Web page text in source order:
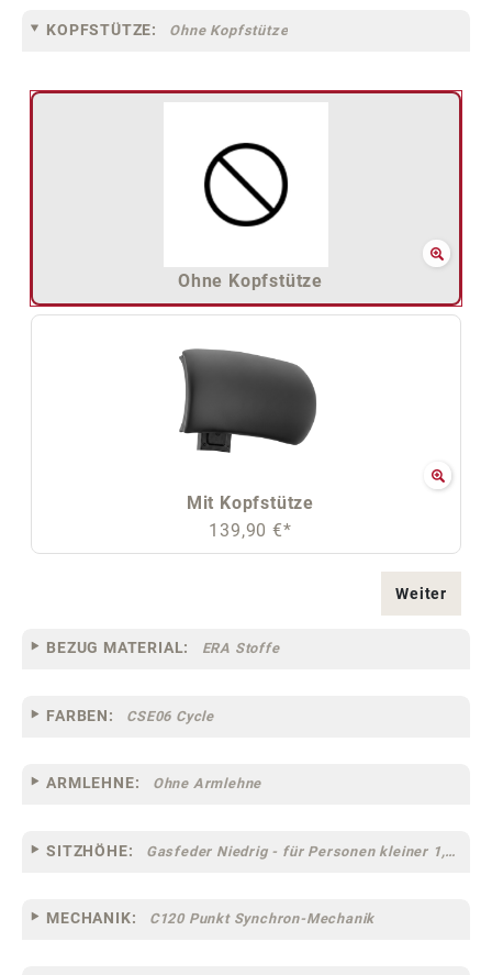
KOPFSTÜTZE: Ohne Kopfstütze
Ohne Kopfstütze
Mit Kopfstütze
139,90 €*
Weiter
BEZUG MATERIAL: ERA Stoffe
FARBEN: CSE06 Cycle
ARMLEHNE: Ohne Armlehne
SITZHÖHE: Gasfeder Niedrig - für Personen kleiner 1,60 m
MECHANIK: C120 Punkt Synchron-Mechanik